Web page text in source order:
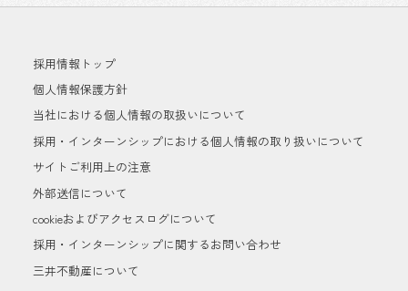
採用情報トップ
個人情報保護方針
当社における個人情報の取扱いについて
採用・インターンシップにおける個人情報の取り扱いについて
サイトご利用上の注意
外部送信について
cookieおよびアクセスログについて
採用・インターンシップに関するお問い合わせ
三井不動産について